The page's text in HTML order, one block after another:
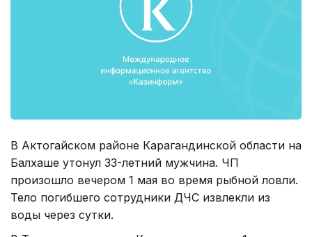
В Актогайском районе Карагандинской области на
Балхаше утонул 33-летний мужчина. ЧП
произошло вечером 1 мая во время рыбной ловли.
Тело погибшего сотрудники ДЧС извлекли из
воды через сутки.